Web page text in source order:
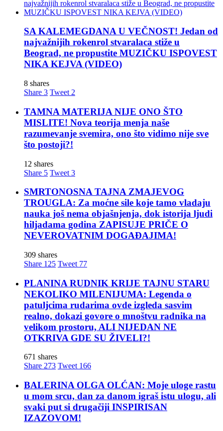
SA KALEMEGDANA U VEČNOST! Jedan od
najvažnijih rokenrol stvaralaca stiže u
Beograd, ne propustite MUZIČKU ISPOVEST
NIKA KEJVA (VIDEO)
8 shares
Share 3 Tweet 2
TAMNA MATERIJA NIJE ONO ŠTO
MISLITE! Nova teorija menja naše
razumevanje svemira, ono što vidimo nije sve
što postoji?!
12 shares
Share 5 Tweet 3
SMRTONOSNA TAJNA ZMAJEVOG
TROUGLA: Za moćne sile koje tamo vladaju
nauka još nema objašnjenja, dok istorija ljudi
hiljadama godina ZAPISUJE PRIČE O
NEVEROVATNIM DOGAĐAJIMA!
309 shares
Share 125 Tweet 77
PLANINA RUDNIK KRIJE TAJNU STARU
NEKOLIKO MILENIJUMA: Legenda o
patuljcima rudarima ovde izgleda sasvim
realno, dokazi govore o mnoštvu radnika na
velikom prostoru, ALI NIJEDAN NE
OTKRIVA GDE SU ŽIVELI?!
671 shares
Share 273 Tweet 166
BALERINA OLGA OLĆAN: Moje uloge rastu
u mom srcu, dan za danom igraš istu ulogu, ali
svaki put si drugačiji INSPIRISAN
IZAZOVOM!